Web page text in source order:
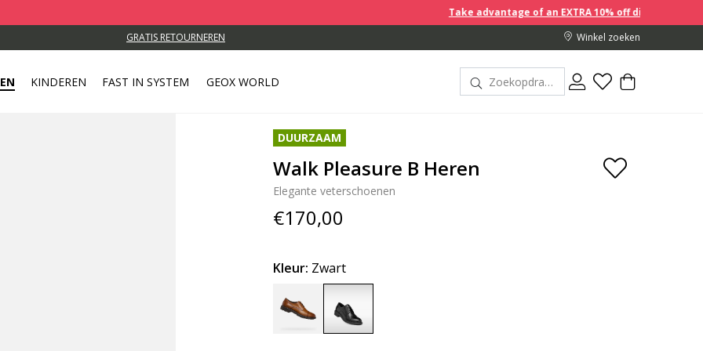
Take advantage of an EXTRA 10% off discount prices when
GRATIS RETOURNEREN Winkel zoeken
KINDEREN FAST IN SYSTEM GEOX WORLD
DUURZAAM
Walk Pleasure B Heren
Elegante veterschoenen
€170,00
Kleur: Zwart